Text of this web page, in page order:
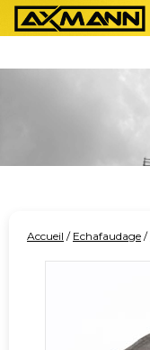
Accueil / Echafaudage /